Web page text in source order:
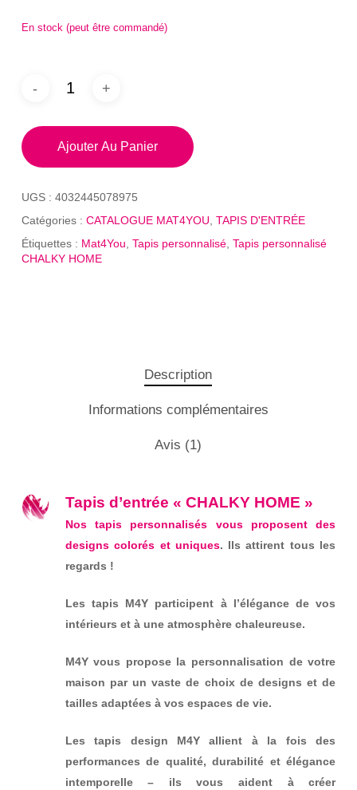
En stock (peut être commandé)
Ajouter Au Panier
UGS : 4032445078975
Catégories : CATALOGUE MAT4YOU TAPIS D'ENTRÉE
Étiquettes : Mat4You Tapis personnalisé, Tapis personnalisé
CHALKY HOME
Description
Informations complémentaires
Avis (1)
Tapis d’entrée « CHALKY HOME »
Nos tapis personnalisés vous proposent des
designs colorés et uniques. Ils attirent tous les
regards !
Les tapis M4Y participent à l’élégance de vos
intérieurs et à une atmosphère chaleureuse.
M4Y vous propose la personnalisation de votre
maison par un vaste de choix de designs et de
tailles adaptées à vos espaces de vie.
Les tapis design M4Y allient à la fois des
performances de qualité, durabilité et élégance
intemporelle – ils vous aident à créer